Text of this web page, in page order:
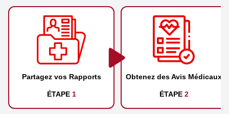
Partagez vos Rapports
ÉTAPE 1
Obtenez des Avis Médicaux
ÉTAPE 2